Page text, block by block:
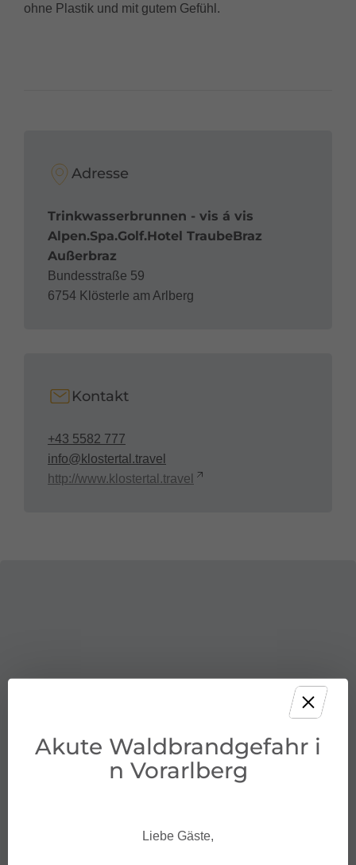
ohne Plastik und mit gutem Gefühl.
Adresse
Trinkwasserbrunnen - vis á vis
Alpen.Spa.Golf.Hotel TraubeBraz
Außerbraz
Bundesstraße 59
6754 Klösterle am Arlberg
Kontakt
+43 5582 777
info@klostertal.travel
http://www.klostertal.travel
Akute Waldbrandgefahr i
n Vorarlberg
Liebe Gäste,